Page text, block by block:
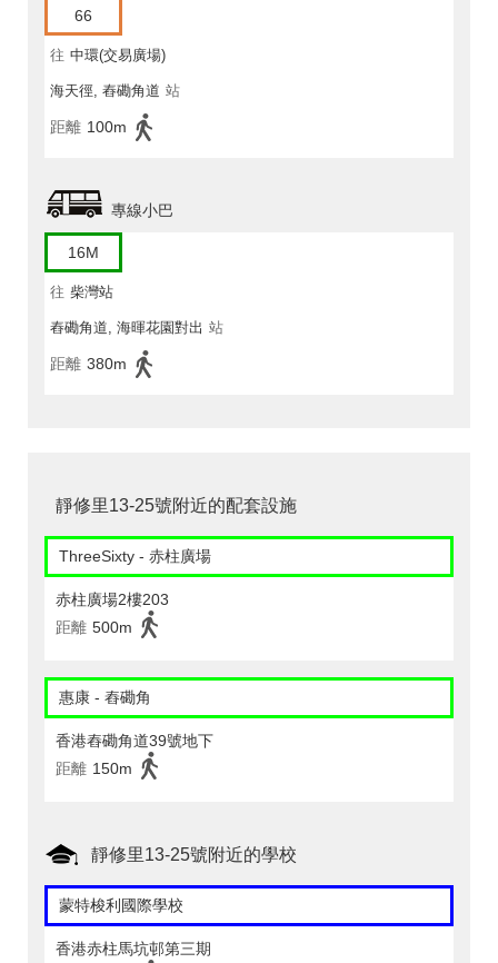
66
往 中環(交易廣場)
海天徑, 舂磡角道 站
距離 100m
專線小巴
16M
往 柴灣站
舂磡角道, 海暉花園對出 站
距離 380m
靜修里13-25號附近的配套設施
ThreeSixty - 赤柱廣場
赤柱廣場2樓203
距離 500m
惠康 - 舂磡角
香港舂磡角道39號地下
距離 150m
靜修里13-25號附近的學校
蒙特梭利國際學校
香港赤柱馬坑邨第三期